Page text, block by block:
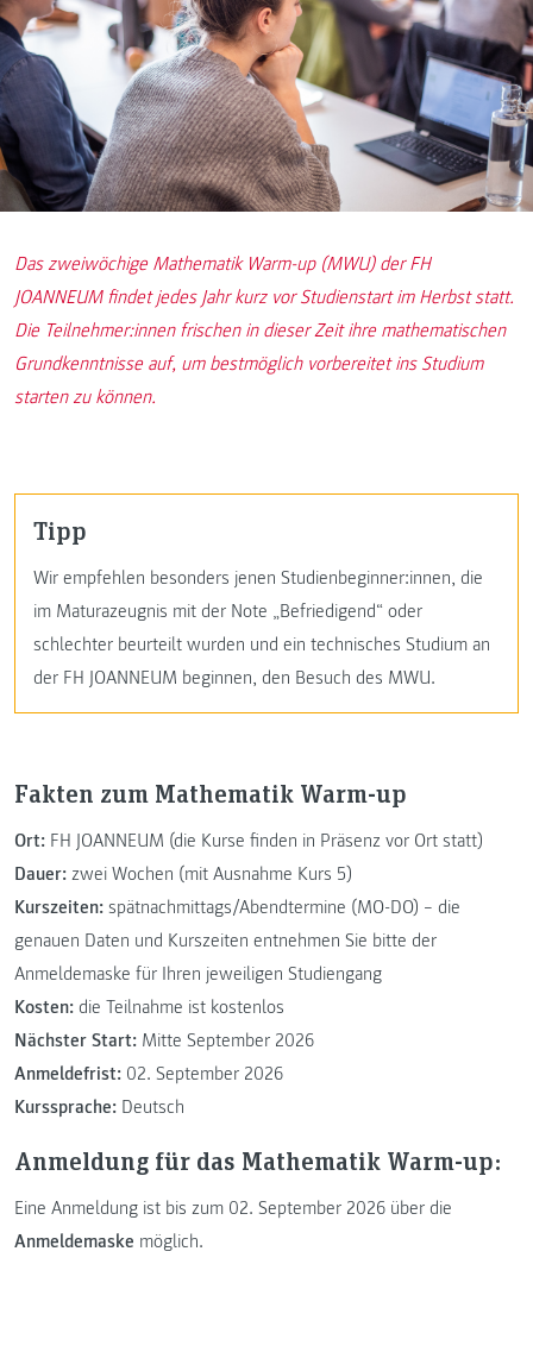
Das zweiwöchige Mathematik Warm-up (MWU) der FH
JOANNEUM findet jedes Jahr kurz vor Studienstart im Herbst statt.
Die Teilnehmer:innen frischen in dieser Zeit ihre mathematischen
Grundkenntnisse auf, um bestmöglich vorbereitet ins Studium
starten zu können.
Tipp
Wir empfehlen besonders jenen Studienbeginner:innen, die
im Maturazeugnis mit der Note „Befriedigend“ oder
schlechter beurteilt wurden und ein technisches Studium an
der FH JOANNEUM beginnen, den Besuch des MWU.
Fakten zum Mathematik Warm-up
Ort: FH JOANNEUM (die Kurse finden in Präsenz vor Ort statt)
Dauer: zwei Wochen (mit Ausnahme Kurs 5)
Kurszeiten: spätnachmittags/Abendtermine (MO-DO) – die
genauen Daten und Kurszeiten entnehmen Sie bitte der
Anmeldemaske für Ihren jeweiligen Studiengang
Kosten: die Teilnahme ist kostenlos
Nächster Start: Mitte September 2026
Anmeldefrist: 02. September 2026
Kurssprache: Deutsch
Anmeldung für das Mathematik Warm-up:
Eine Anmeldung ist bis zum 02. September 2026 über die
Anmeldemaske möglich.